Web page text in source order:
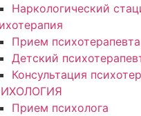
Наркологический
Прием психотерапевта
Детский
Консультация
Прием психолога